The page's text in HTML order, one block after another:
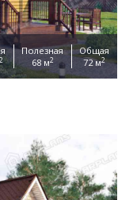
2
Полезная
68 м2
Общая
72 м2